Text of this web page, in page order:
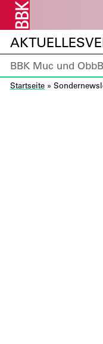
AKTUELLES
BBK Muc und Obb
Startseite »